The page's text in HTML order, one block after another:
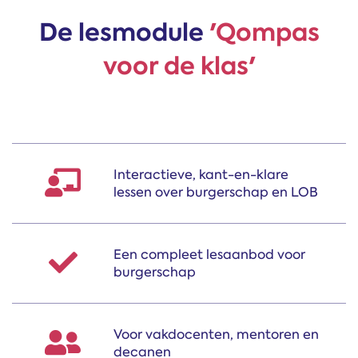
De lesmodule 'Qompas
voor de klas'
Interactieve, kant-en-klare
lessen over burgerschap en LOB
Een compleet lesaanbod voor
burgerschap
Voor vakdocenten, mentoren en
decanen